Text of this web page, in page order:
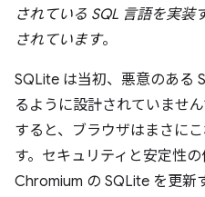
されている SQL 言語を実装
されています。
SQLite は当初、悪意のある
るように設計されていませ
すると、ブラウザはまさに
す。セキュリティと安定性の
Chromium の SQLite を更新